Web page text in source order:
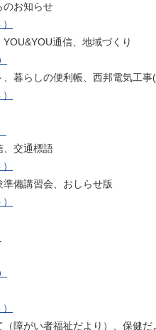
お知らせ
通信、地域づくり
暮らしの便利帳、西邦電気工
交通標語
備講習会、おしらせ版
障がい者福祉だより）、保健だ